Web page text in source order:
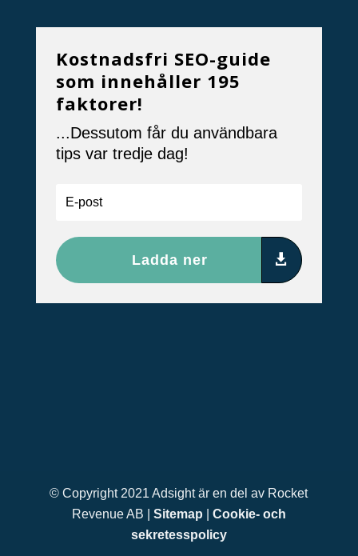
Kostnadsfri SEO-guide
som innehåller 195
faktorer!
...Dessutom får du användbara
tips var tredje dag!
Ladda ner
© Copyright 2021 Adsight är en del av Rocket
Revenue AB | Sitemap
Cookie- och
sekretesspolicy